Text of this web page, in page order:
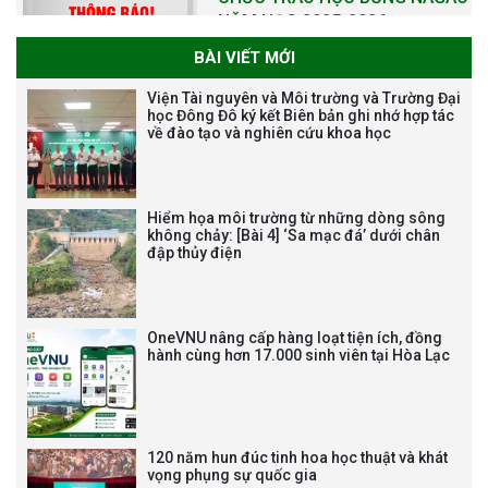
THƯ CẢM ƠN LỄ KỶ NIỆM 40
NĂM XÂY DỰNG VÀ PHÁT TRIỂN
VIỆN (1985-2025) VÀ ĐÓN
vị trí việc làm chức danh nghề
nghiệp chuyên môn dùng
Bảo vệ luận án tiến sĩ của NCS
BÀI VIẾT MỚI
Viện Tài nguyên và Môi trường và Trường Đại
học Đông Đô ký kết Biên bản ghi nhớ hợp tác
về đào tạo và nghiên cứu khoa học
Hiểm họa môi trường từ những dòng sông
không chảy: [Bài 4] ‘Sa mạc đá’ dưới chân
đập thủy điện
OneVNU nâng cấp hàng loạt tiện ích, đồng
hành cùng hơn 17.000 sinh viên tại Hòa Lạc
120 năm hun đúc tinh hoa học thuật và khát
vọng phụng sự quốc gia